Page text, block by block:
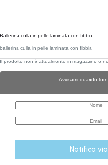
Ballerina culla in pelle laminata con fibbia
ballerina culla in pelle laminata con fibbia
Il prodotto non è attualmente in magazzino e
Avvisami quando
Notifica via